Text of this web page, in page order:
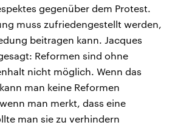
gegenüber dem Protest.
muss zufriedengestellt werden,
beitragen kann. Jacques
Reformen sind ohne
nicht möglich. Wenn das
man keine Reformen
man merkt, dass eine
man sie zu verhindern